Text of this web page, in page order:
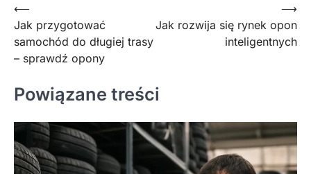
Nawigacja
wpisu
⟵
Jak przygotować
samochód do długiej trasy
– sprawdź opony
Jak rozwija się rynek opon
inteligentnych
⟶
Powiązane treści